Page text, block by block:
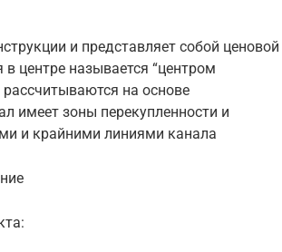
и представляет собой ценовой
центре называется “центром
рассчитываются на основе
имеет зоны перекупленности и
и крайними линиями канала